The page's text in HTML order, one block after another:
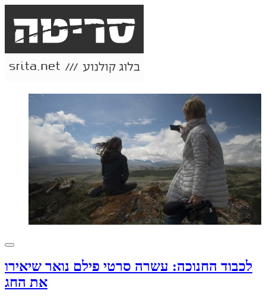
לכבוד החנוכה: עשרה סרטי פילם נואר שיאירו
את החג